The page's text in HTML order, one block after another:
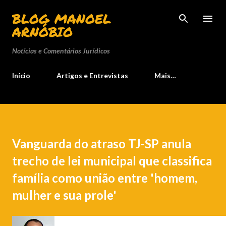
Pular para o conteúdo principal
BLOG MANOEL
ARNÓBIO
Notícias e Comentários Jurídicos
Início Artigos e Entrevistas Mais…
Vanguarda do atraso TJ-SP anula
trecho de lei municipal que classifica
família como união entre 'homem,
mulher e sua prole'